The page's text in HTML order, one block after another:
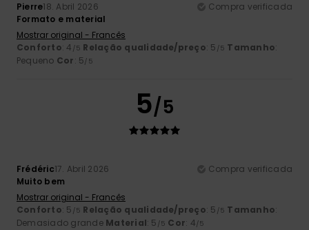
Pierre18. Abril 2026
Compra verificada
Formato e material
Mostrar original - Francês
Conforto: 4 /5 Relação qualidade/preço: 5 /5 Tamanho:
Pequeno Cor: 5/5
5/5
Frédéric17. Abril 2026
Compra verificada
Muito bem
Mostrar original - Francês
Conforto: 5 /5 Relação qualidade/preço: 5 /5 Tamanho:
Demasiado grande Material: 5 /5 Cor: 4/5